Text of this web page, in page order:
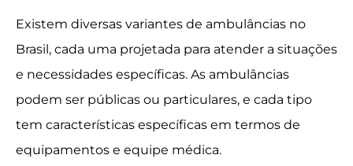
Existem diversas variantes de ambulâncias no
Brasil, cada uma projetada para atender a situações
e necessidades específicas. As ambulâncias
podem ser públicas ou particulares, e cada tipo
tem características específicas em termos de
equipamentos e equipe médica.